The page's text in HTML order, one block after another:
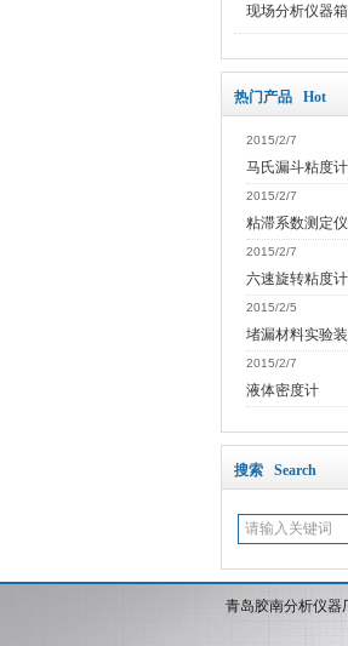
现场分析仪器
热门产品 Hot
2015/2/7
马氏漏斗粘度计
2015/2/7
粘滞系数测定仪
2015/2/7
六速旋转粘度计
2015/2/5
堵漏材料实验
2015/2/7
液体密度计
搜索 Search
青岛胶南分析仪器